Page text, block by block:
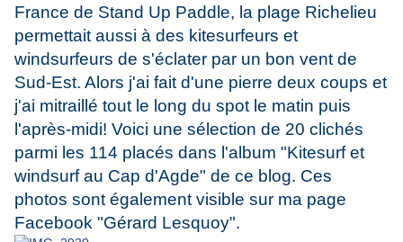
France de Stand Up Paddle, la plage Richelieu
permettait aussi à des kitesurfeurs et
windsurfeurs de s'éclater par un bon vent de
Sud-Est. Alors j'ai fait d'une pierre deux coups et
j'ai mitraillé tout le long du spot le matin puis
l'après-midi! Voici une sélection de 20 clichés
parmi les 114 placés dans l'album "Kitesurf et
windsurf au Cap d'Agde" de ce blog. Ces
photos sont également visible sur ma page
Facebook "Gérard Lesquoy".